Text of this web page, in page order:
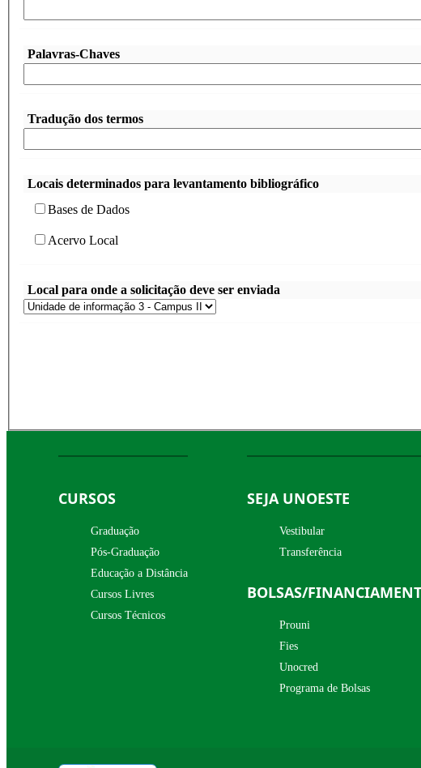
Palavras-Chaves
Tradução dos termos
Locais determinados para levantamento bibliográfico
Bases de Dados
Acervo Local
Local para onde a solicitação deve ser enviada
CURSOS
Graduação
Pós-Graduação
Educação a Distância
Cursos Livres
Cursos Técnicos
SEJA UNOESTE
Vestibular
Transferência
BOLSAS/
Prouni
Fies
Unocred
Programa de Bolsas